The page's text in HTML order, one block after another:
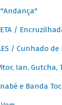
"Andança"
/
/ Cunhado
Ian, Gutcha,
e Banda